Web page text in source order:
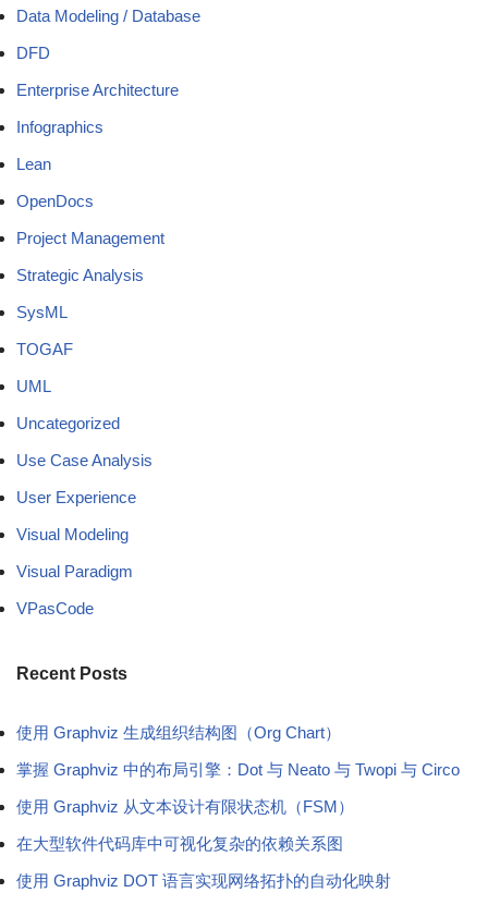
Data Modeling / Database
DFD
Enterprise Architecture
Infographics
Lean
OpenDocs
Project Management
Strategic Analysis
SysML
TOGAF
UML
Uncategorized
Use Case Analysis
User Experience
Visual Modeling
Visual Paradigm
VPasCode
Recent Posts
使用 Graphviz 生成组织结构图（Org Chart）
掌握 Graphviz 中的布局引擎：Dot 与 Neato 与 Twopi 与 Circo
使用 Graphviz 从文本设计有限状态机（FSM）
在大型软件代码库中可视化复杂的依赖关系图
使用 Graphviz DOT 语言实现网络拓扑的自动化映射